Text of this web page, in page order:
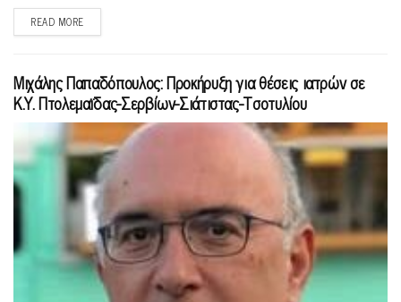
READ MORE
Μιχάλης Παπαδόπουλος: Προκήρυξη για θέσεις ιατρών σε
Κ.Υ. Πτολεμαϊδας-Σερβίων-Σιάτιστας-Τσοτυλίου